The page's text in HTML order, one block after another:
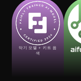
악기 모델 + 키트 음
색